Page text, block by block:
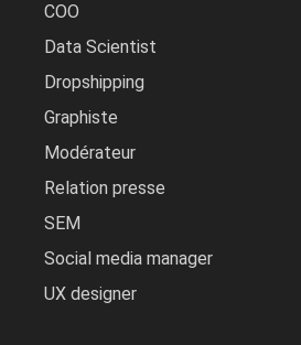
COO
Data Scientist
Dropshipping
Graphiste
Modérateur
Relation presse
SEM
Social media manager
UX designer